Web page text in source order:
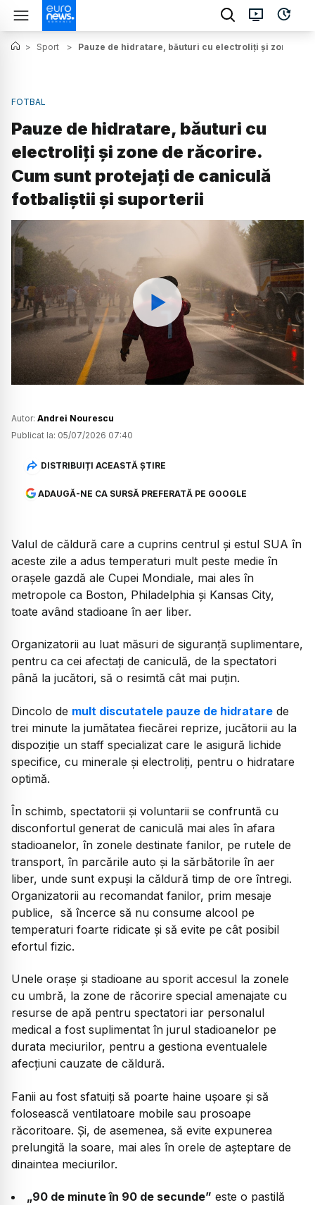
> Sport > Pauze de hidratare, băuturi cu electroliți și zone
FOTBAL
Pauze de hidratare, băuturi cu
electroliți și zone de răcorire.
Cum sunt protejați de caniculă
fotbaliștii și suporterii
Watch
Autor: Andrei Nourescu
Publicat la: 05/07/2026 07:40
DISTRIBUIȚI ACEASTĂ ȘTIRE
ADAUGĂ-NE CA SURSĂ PREFERATĂ PE GOOGLE
Valul de căldură care a cuprins centrul și estul SUA în
aceste zile a adus temperaturi mult peste medie în
orașele gazdă ale Cupei Mondiale, mai ales în
metropole ca Boston, Philadelphia și Kansas City,
toate având stadioane în aer liber.
Organizatorii au luat măsuri de siguranță suplimentare,
pentru ca cei afectați de caniculă, de la spectatori
până la jucători, să o resimtă cât mai puțin.
Dincolo de mult discutatele pauze de hidratare de
trei minute la jumătatea fiecărei reprize, jucătorii au la
dispoziție un staff specializat care le asigură lichide
specifice, cu minerale și electroliți, pentru o hidratare
optimă.
În schimb, spectatorii și voluntarii se confruntă cu
disconfortul generat de caniculă mai ales în afara
stadioanelor, în zonele destinate fanilor, pe rutele de
transport, în parcările auto și la sărbătorile în aer
liber, unde sunt expuși la căldură timp de ore întregi.
Organizatorii au recomandat fanilor, prim mesaje
publice, să încerce să nu consume alcool pe
temperaturi foarte ridicate și să evite pe cât posibil
efortul fizic.
Unele orașe și stadioane au sporit accesul la zonele
cu umbră, la zone de răcorire special amenajate cu
resurse de apă pentru spectatori iar personalul
medical a fost suplimentat în jurul stadioanelor pe
durata meciurilor, pentru a gestiona eventualele
afecțiuni cauzate de căldură.
Fanii au fost sfatuiți să poarte haine ușoare și să
folosească ventilatoare mobile sau prosoape
răcoritoare. Și, de asemenea, să evite expunerea
prelungită la soare, mai ales în orele de așteptare de
dinaintea meciurilor.
„90 de minute în 90 de secunde” este o pastilă